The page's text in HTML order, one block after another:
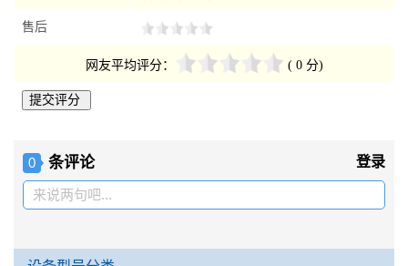
售后
网友平均评分： ( 0 分)
0 条评论 登录
来说两句吧...